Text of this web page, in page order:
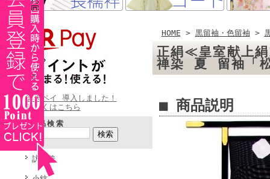
楽天ペイ 導入しました！
詳しくはこちら
商品検索
訪問着
HOME > 黒留袖・色留袖 >
正絹≪皇室献上
禅染 夏 留袖
■ 商品説明